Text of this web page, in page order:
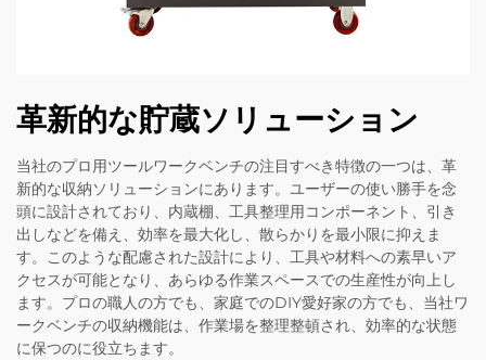
革新的な貯蔵ソリューション
当社のプロ用ツールワークベンチの注目すべき特徴の一つは、革
新的な収納ソリューションにあります。ユーザーの使い勝手を念
頭に設計されており、内蔵棚、工具整理用コンポーネント、引き
出しなどを備え、効率を最大化し、散らかりを最小限に抑えま
す。このような配慮された設計により、工具や材料への素早いア
クセスが可能となり、あらゆる作業スペースでの生産性が向上し
ます。プロの職人の方でも、家庭でのDIY愛好家の方でも、当社ワ
ークベンチの収納機能は、作業場を整理整頓され、効率的な状態
に保つのに役立ちます。